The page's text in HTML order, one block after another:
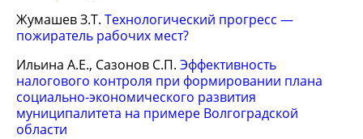
Жумашев З.Т. Технологический прогресс —
пожиратель рабочих мест?
Ильина А.Е., Сазонов С.П. Эффективность
налогового контроля при формировании плана
социально-экономического развития
муниципалитета на примере Волгоградской
области